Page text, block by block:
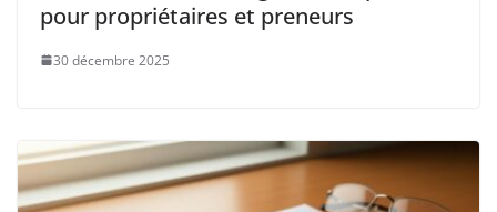
pour propriétaires et preneurs
30 décembre 2025